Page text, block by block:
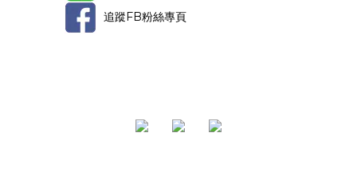
追蹤FB粉絲專頁